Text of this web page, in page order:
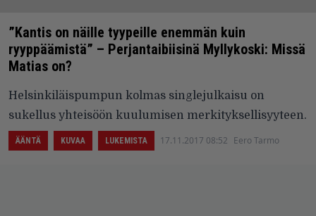
”Kantis on näille tyypeille enemmän kuin
ryyppäämistä” – Perjantaibiisinä Myllykoski: Missä
Matias on?
Helsinkiläispumpun kolmas singlejulkaisu on
sukellus yhteisöön kuulumisen merkityksellisyyteen.
ÄÄNTÄ KUVAA LUKEMISTA 17.11.2017 08:52 Eero Tarmo